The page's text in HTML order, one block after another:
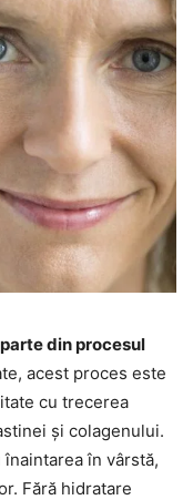
din procesul
acest proces este
cu trecerea
și colagenului.
în vârstă,
Fără hidratare